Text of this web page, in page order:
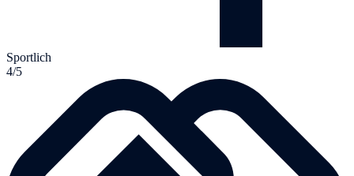
Sportlich
4/5